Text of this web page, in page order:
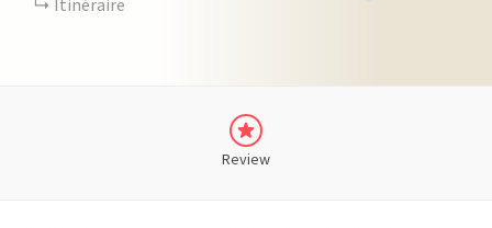
Itinéraire
Review